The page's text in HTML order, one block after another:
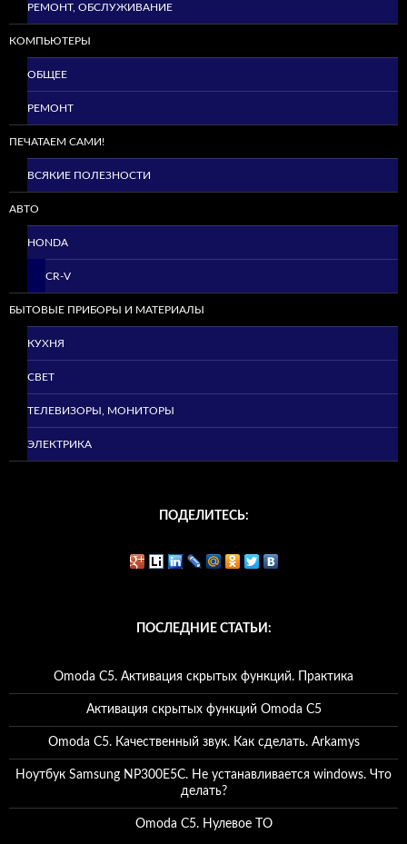
РЕМОНТ, ОБСЛУЖИВАНИЕ
КОМПЬЮТЕРЫ
ОБЩЕЕ
РЕМОНТ
ПЕЧАТАЕМ САМИ!
ВСЯКИЕ ПОЛЕЗНОСТИ
АВТО
HONDA
CR-V
БЫТОВЫЕ ПРИБОРЫ И МАТЕРИАЛЫ
КУХНЯ
СВЕТ
ТЕЛЕВИЗОРЫ, МОНИТОРЫ
ЭЛЕКТРИКА
ПОДЕЛИТЕСЬ:
ПОСЛЕДНИЕ СТАТЬИ:
Omoda C5. Активация скрытых функций. Практика
Активация скрытых функций Omoda C5
Omoda C5. Качественный звук. Как сделать. Arkamys
Ноутбук Samsung NP300E5C. Не устанавливается windows. Что
делать?
Omoda C5. Нулевое ТО